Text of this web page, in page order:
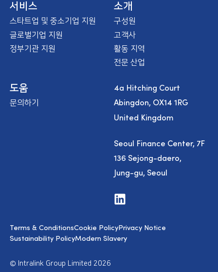
서비스
스타트업 및 중소기업 지원
글로벌기업 지원
정부기관 지원
소개
구성원
고객사
활동 지역
전문 산업
도움
문의하기
4a Hitching Court
Abingdon, OX14 1RG
United Kingdom
Seoul Finance Center, 7F
136 Sejong-daero,
Jung-gu, Seoul
V
i
t
u
s
© Intralink Group Limited 2026
Terms & ConditionsCookie PolicyPrivacy Notice
Sustainability PolicyModern Slavery